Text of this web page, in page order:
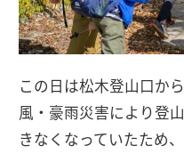
この日は松木登山口か
風・豪雨災害により登
きなくなっていたため